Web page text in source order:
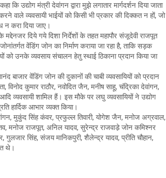
उद्योग मंत्री देवांगन द्वारा मुझे लगातार मार्गदर्शन दिया जाता
व्यवसायी भाईयों को किसी भी प्रकार की दिक्कत न हों, जो
न करा दिया जाए।
मद्देनजर दिये गये दिशा निर्देशों के तहत महापौर संजूदेवी राजपूत
वेंडिंग जोन का निर्माण कराया जा रहा है, ताकि सड़क
उनके व्यवसाय संचालन हेतु स्थाई ठिकाना प्रदान किया जा
वेंडिंग जोन की दुकानों की चाबी व्यवसायियों को प्रदान
कुमार राठौर, नवोदित जैन, मनीष साहू, चंद्रिका देवांगन,
व्यवसायी शामिल हैं। इस मौके पर लघु व्यवसायियों ने उद्योग
हार्दिक आभार व्यक्त किया।
मुकुंद सिंह कंवर, प्रफुल्ल तिवारी, योगेश जैन, मनोज अग्रवाल,
मनोज राजपूत, अनिल यादव, सुरेन्द्र राजवाडे़ जोन कमिश्नर
सिंह, संजय मानिकपुरी, शैलेन्द्र यादव, प्रीति चौहान,
थे।